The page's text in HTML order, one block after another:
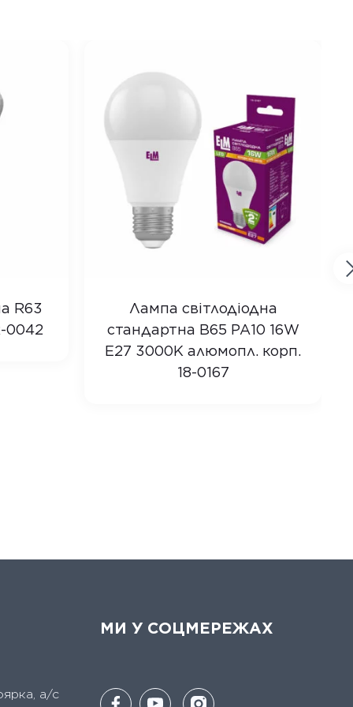
R63
0042
Лампа світлодіодна
стандартна B65 PA10 16W
E27 3000K алюмопл. корп.
18-0167
а/с
МИ У СОЦМЕРЕЖАХ